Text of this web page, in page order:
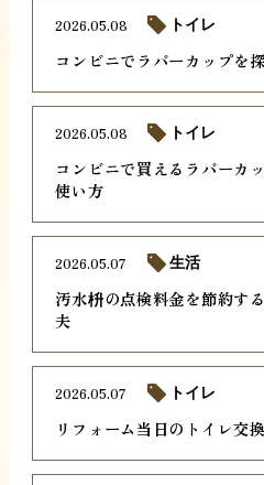
コンビニでラバーカップを
2026.05.08 トイレ
コンビニで買えるラバーカ
使い方
2026.05.08 トイレ
汚水枡の点検料金を節約す
夫
2026.05.07 生活
リフォーム当日のトイレ交
2026.05.07 トイレ